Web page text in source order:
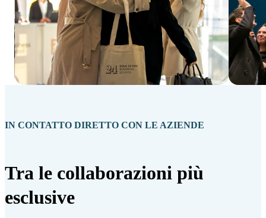
IN CONTATTO DIRETTO CON LE AZIENDE
Tra le collaborazioni più
esclusive